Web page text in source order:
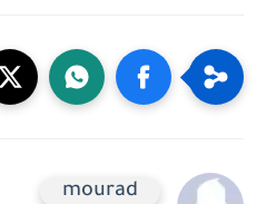
mourad